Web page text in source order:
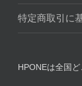
特定商取引に
HPONEは全国ど